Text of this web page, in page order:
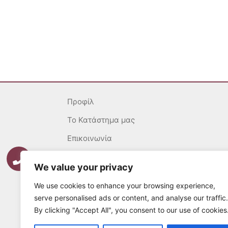
We value your privacy
We use cookies to enhance your browsing experience,
serve personalised ads or content, and analyse our traffic.
By clicking "Accept All", you consent to our use of cookies.
Προφίλ
To Κατάστημα μας
Επικοινωνία
Ασφάλεια Συναλλαγών
Πολιτική επιστροφών
Τρόποι Πληρωμής